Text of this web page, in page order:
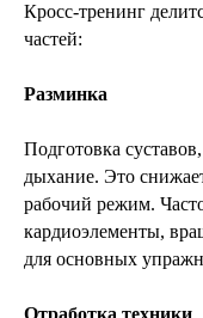
Кросс-тренинг
частей:
Разминка
Подготовка
дыхание. Это
рабочий режим.
кардиоэлементы,
для основных